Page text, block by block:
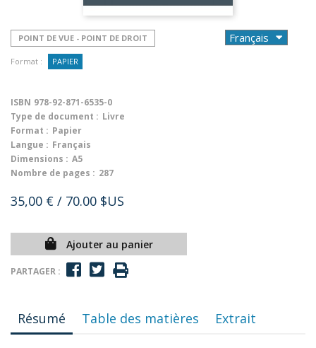
POINT DE VUE - POINT DE DROIT
Format : PAPIER
ISBN 978-92-871-6535-0
Type de document : Livre
Format : Papier
Langue : Français
Dimensions : A5
Nombre de pages : 287
35,00 € / 70.00 $US
Ajouter au panier
PARTAGER :
Résumé Table des matières Extrait